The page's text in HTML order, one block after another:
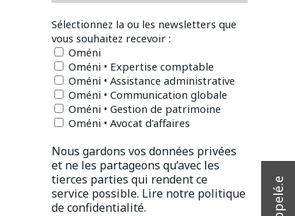
Sélectionnez la ou les newsletters que
vous souhaitez recevoir :
Oméni
Oméni • Expertise comptable
Oméni • Assistance administrative
Oméni • Communication globale
Oméni • Gestion de patrimoine
Oméni • Avocat d'affaires
Nous gardons vos données privées
et ne les partageons qu’avec les
tierces parties qui rendent ce
service possible. Lire notre politique
de confidentialité.